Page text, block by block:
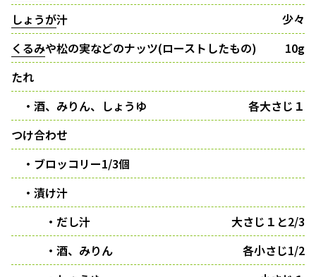
しょうが汁
少々
くるみや松の実などのナッツ(ローストしたもの)
10g
たれ
・酒、みりん、しょうゆ
各大さじ１
つけ合わせ
・ブロッコリー1/3個
・漬け汁
・だし汁
大さじ１と2/3
・酒、みりん
各小さじ1/2